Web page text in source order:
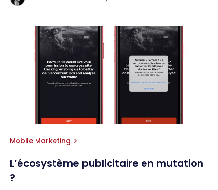
Mobile Marketing
L’écosystème publicitaire en mutation
?